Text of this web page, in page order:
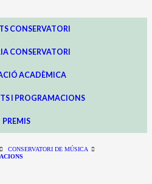
CONSERVATORI
CONSERVATORI
ACADÈMICA
I PROGRAMACIONS
PREMIS
CONSERVATORI DE MÚSICA